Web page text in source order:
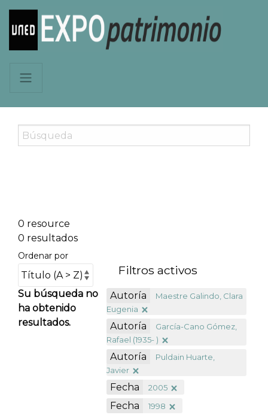
0 resource
0 resultados
Ordenar por
Su búsqueda no
ha obtenido
resultados.
Filtros activos
Autoría
Maestre Galindo, Clara
Eugenia
Autoría
García-Cano Gómez,
Rafael (1935- )
Autoría
Puldain Huarte,
Javier
Fecha 2005
Fecha 1998